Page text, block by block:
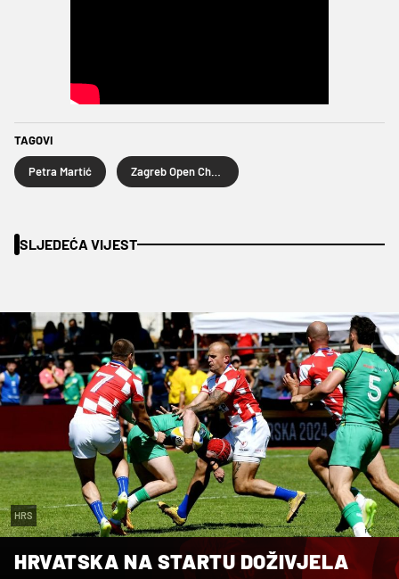
TAGOVI
Petra Martić
SLJEDEĆA VIJEST
HRS
HRVATSKA NA STARTU DOŽIVJELA